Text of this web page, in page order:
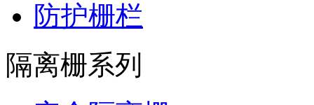
防护栅栏
隔离栅系列